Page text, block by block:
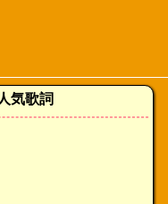
気歌詞